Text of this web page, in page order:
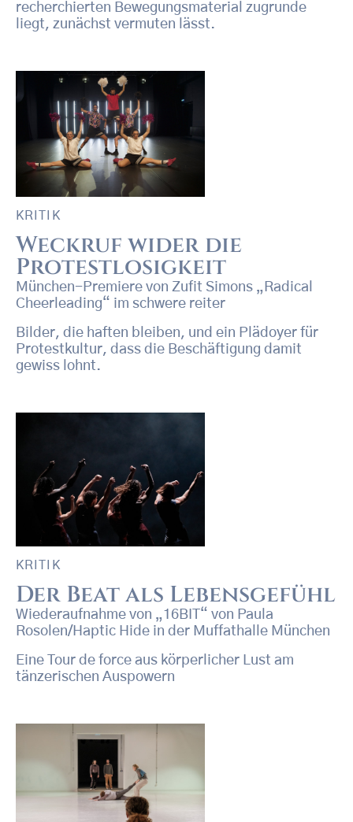
recherchierten Bewegungsmaterial zugrunde
liegt, zunächst vermuten lässt.
KRITIK
Weckruf wider die
Protestlosigkeit
München-Premiere von Zufit Simons „Radical
Cheerleading“ im schwere reiter
Bilder, die haften bleiben, und ein Plädoyer für
Protestkultur, dass die Beschäftigung damit
gewiss lohnt.
KRITIK
Der Beat als Lebensgefühl
Wiederaufnahme von „16BIT“ von Paula
Rosolen/Haptic Hide in der Muffathalle München
Eine Tour de force aus körperlicher Lust am
tänzerischen Auspowern